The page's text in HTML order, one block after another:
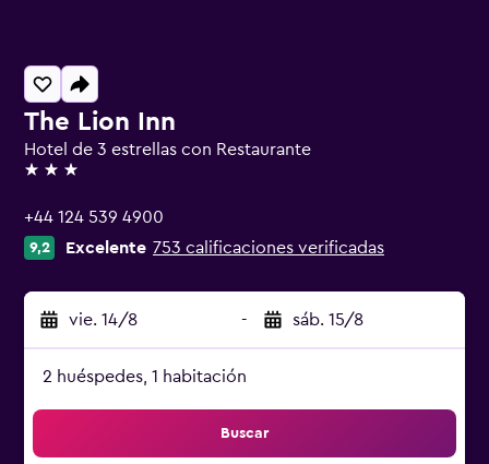
The Lion Inn
Hotel de 3 estrellas con Restaurante
3 estrellas
+44 124 539 4900
9,2 Excelente 753 calificaciones verificadas
vie. 14/8 - sáb. 15/8
2 huéspedes, 1 habitación
Buscar